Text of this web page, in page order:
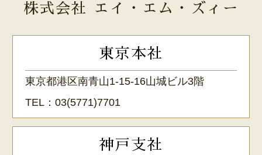
株式会社 エイ・エム・ズィー
東京本社
東京都港区南青山1-15-16山城ビル3階
TEL：03(5771)7701
神戸支社